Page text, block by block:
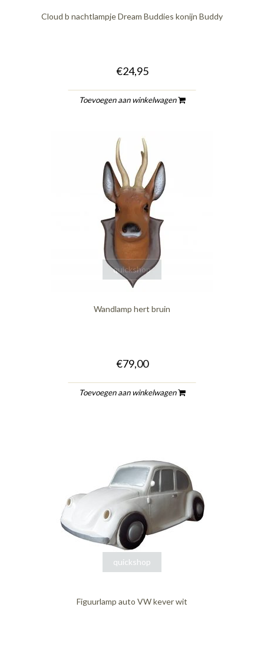
Cloud b nachtlampje Dream Buddies konijn Buddy
€24,95
Toevoegen aan winkelwagen
quickshop
Wandlamp hert bruin
€79,00
Toevoegen aan winkelwagen
quickshop
Figuurlamp auto VW kever wit